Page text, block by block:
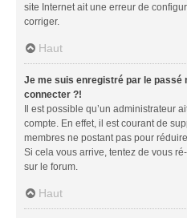
site Internet ait une erreur de
corriger.
Haut
Je me suis enregistré par le passé
connecter ?!
Il est possible qu’un administrateur
compte. En effet, il est courant de
membres ne postant pas pour
Si cela vous arrive, tentez de vous
sur le forum.
Haut